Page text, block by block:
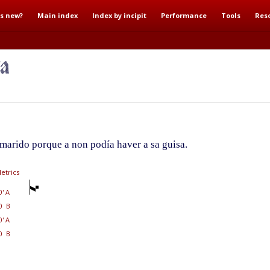
new? Main index Index by incipit Performance Tools
porque a non podía haver a sa guisa.
A
B
A
B